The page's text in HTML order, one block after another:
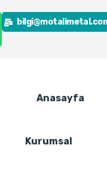
Anasayfa
Kurumsal